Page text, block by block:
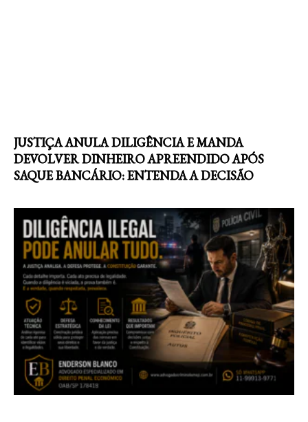
JUSTIÇA ANULA DILIGÊNCIA E MANDA
DEVOLVER DINHEIRO APREENDIDO APÓS
SAQUE BANCÁRIO: ENTENDA A DECISÃO